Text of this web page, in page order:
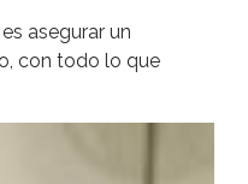
asegurar un
con todo lo que